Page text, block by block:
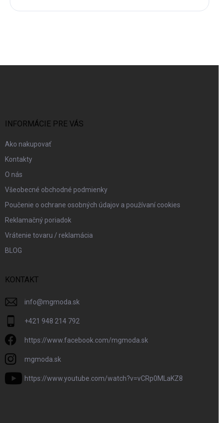
INFORMÁCIE PRE VÁS
Ako nakupovať
Kontakty
O nás
Všeobecné obchodné podmienky
Poučenie o ochrane osobných údajov a používaní cookies
Reklamačný poriadok
Vrátenie tovaru / reklamácia
BLOG
KONTAKT
info@mgmoda.sk
+421 948 214 792
https://www.facebook.com/mgmoda.sk
mgmoda.sk
https://www.youtube.com/watch?v=vCRp0MLaKZ8